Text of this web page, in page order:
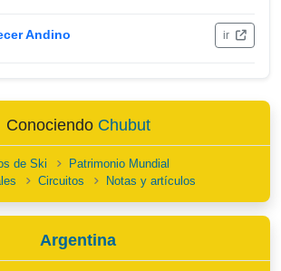
Andino ir
Conociendo Chubut
de Ski
Patrimonio Mundial
Circuitos Notas y artículos
Argentina